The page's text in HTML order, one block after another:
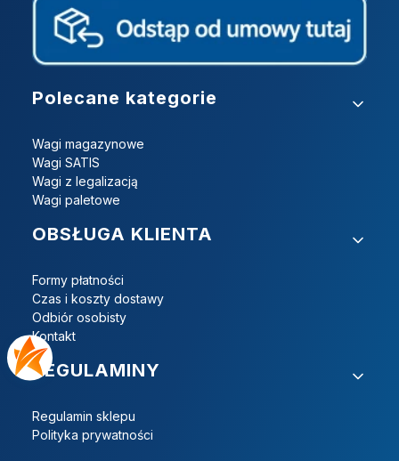
Linki w stopce
Polecane kategorie
Wagi magazynowe
Wagi SATIS
Wagi z legalizacją
Wagi paletowe
OBSŁUGA KLIENTA
Formy płatności
Czas i koszty dostawy
Odbiór osobisty
Kontakt
REGULAMINY
Regulamin sklepu
Polityka prywatności